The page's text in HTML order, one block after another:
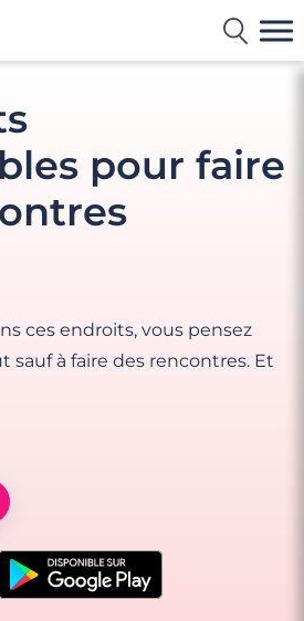
avec Meetic
pour faire
ces endroits, vous pensez
sauf à faire des rencontres. Et